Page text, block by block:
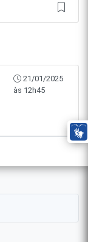
21/01/2025
às 12h45